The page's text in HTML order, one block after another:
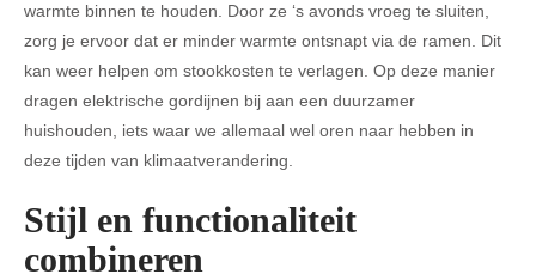
warmte binnen te houden. Door ze ‘s avonds vroeg te sluiten,
zorg je ervoor dat er minder warmte ontsnapt via de ramen. Dit
kan weer helpen om stookkosten te verlagen. Op deze manier
dragen elektrische gordijnen bij aan een duurzamer
huishouden, iets waar we allemaal wel oren naar hebben in
deze tijden van klimaatverandering.
Stijl en functionaliteit
combineren